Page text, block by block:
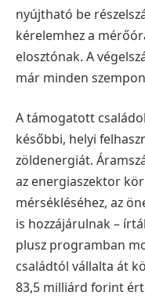
nyújtható be
kérelemhez a
elosztónak. A
már minden
A támogatott
későbbi, helyi
zöldenergiát.
az energiaszektor
mérsékléséhez, az
is hozzájárulnak –
plusz programban
családtól vállalta át
83,5 milliárd forint